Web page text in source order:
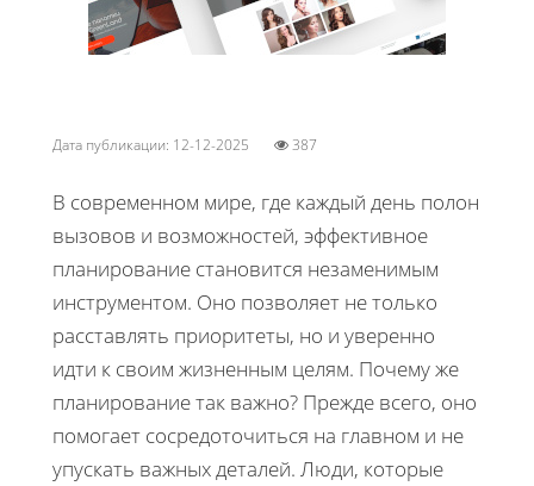
Дата публикации: 12-12-2025 387
В современном мире, где каждый день полон
вызовов и возможностей, эффективное
планирование становится незаменимым
инструментом. Оно позволяет не только
расставлять приоритеты, но и уверенно
идти к своим жизненным целям. Почему же
планирование так важно? Прежде всего, оно
помогает сосредоточиться на главном и не
упускать важных деталей. Люди, которые